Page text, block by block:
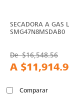
SECADORA A GAS
SMG47N8MSDAB0
De$16,548.56
A
Comparar